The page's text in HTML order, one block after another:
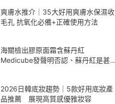
爽膚水推介｜35大好用爽膚水保濕收
毛孔 抗氧化必備+正確使用方法
海關檢出膠原面霜含蘇丹紅
Medicube發聲明否認、蘇丹紅是甚
2026日韓底妝趨勢｜5款好用底妝產
品推薦 展現高質感優雅妝容